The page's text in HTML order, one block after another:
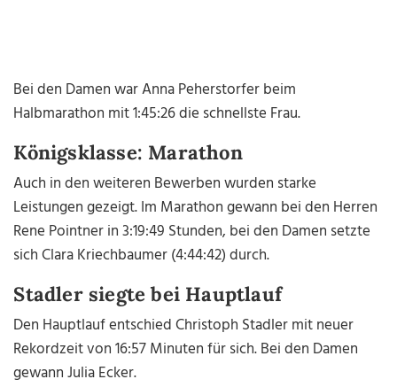
Bei den Damen war Anna Peherstorfer beim
Halbmarathon mit 1:45:26 die schnellste Frau.
Königsklasse: Marathon
Auch in den weiteren Bewerben wurden starke
Leistungen gezeigt. Im Marathon gewann bei den Herren
Rene Pointnerin 3:19:49 Stunden, bei den Damen setzte
sichClara Kriechbaumer(4:44:42) durch.
Stadler siegte bei Hauptlauf
Den Hauptlauf entschiedChristoph Stadlermit neuer
Rekordzeit von 16:57 Minuten für sich. Bei den Damen
gewannJulia Ecker.